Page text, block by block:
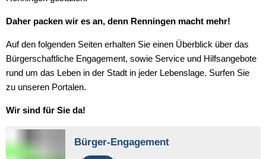
Daher packen wir es an, denn Renningen macht mehr!
Auf den folgenden Seiten erhalten Sie einen Überblick über das
Bürgerschaftliche Engagement, sowie Service und Hilfsangebote
rund um das Leben in der Stadt in jeder Lebenslage. Surfen Sie
zu unseren Portalen.
Wir sind für Sie da!
Bürger-Engagement